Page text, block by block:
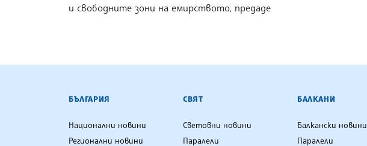
и свободните зони на емирството, предаде
БЪЛГАРСКА ТЕЛЕГРАФНА АГЕНЦИЯ
БЪЛГАРИЯ
Национални новини
Регионални новини
СВЯТ
Световни новини
Паралели
БАЛКАНИ
Балкански новини
Паралели